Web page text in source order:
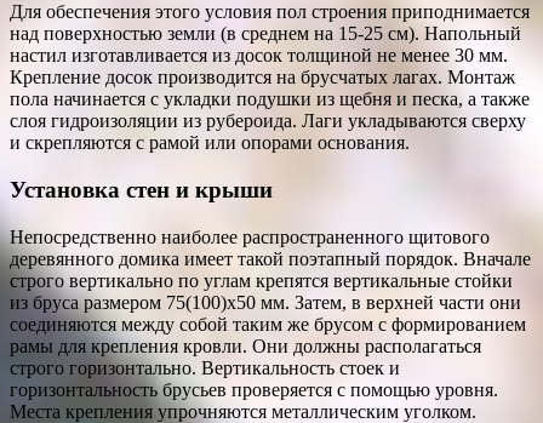
Для обеспечения этого условия пол строения приподнимается
над поверхностью земли (в среднем на 15-25 см). Напольный
настил изготавливается из досок толщиной не менее 30 мм.
Крепление досок производится на брусчатых лагах. Монтаж
пола начинается с укладки подушки из щебня и песка, а также
слоя гидроизоляции из рубероида. Лаги укладываются сверху
и скрепляются с рамой или опорами основания.
Установка стен и крыши
Непосредственно наиболее распространенного щитового
деревянного домика имеет такой поэтапный порядок. Вначале
строго вертикально по углам крепятся вертикальные стойки
из бруса размером 75(100)х50 мм. Затем, в верхней части они
соединяются между собой таким же брусом с формированием
рамы для крепления кровли. Они должны располагаться
строго горизонтально. Вертикальность стоек и
горизонтальность брусьев проверяется с помощью уровня.
Места крепления упрочняются металлическим уголком.